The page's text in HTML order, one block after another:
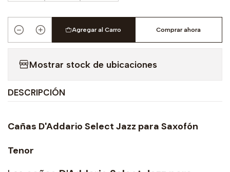
Cantidad
Agregar al Carro Comprar ahora
Mostrar stock de ubicaciones
DESCRIPCIÓN
Cañas D'Addario Select Jazz para Saxofón
Tenor